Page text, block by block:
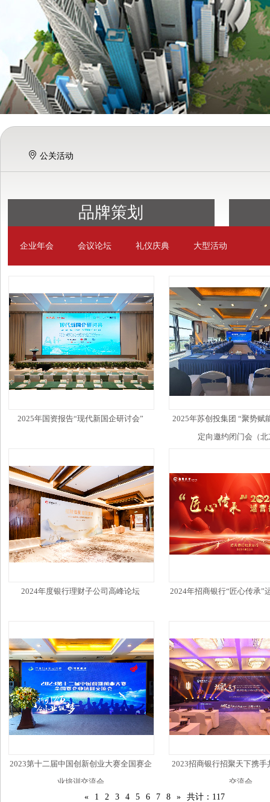
公关活动
品牌策划
企业年会 会议论坛 礼仪庆典 大型活动
2025年国资报告“现代新国企研讨会”
2025年苏创投集团 “聚势赋
定向邀约闭门会（
2024年度银行理财子公司高峰论坛 2024年招商银行“匠心传承”
2023第十二届中国创新创业大赛全国赛企
业培训交流会
2023招商银行招聚天下携手
交流会
«
1 2 3 4 5 6 7 8 » 共计：117